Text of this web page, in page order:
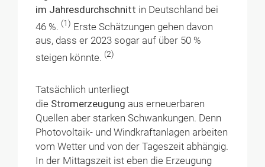
im Jahresdurchschnitt in Deutschland bei
46 %. (1) Erste Schätzungen gehen davon
aus, dass er 2023 sogar auf über 50 %
steigen könnte. (2)
Tatsächlich unterliegt
die Stromerzeugungaus erneuerbaren
Quellen aber starken Schwankungen. Denn
Photovoltaik- und Windkraftanlagen arbeiten
vom Wetter und von der Tageszeit abhängig.
In der Mittagszeit ist eben die Erzeugung